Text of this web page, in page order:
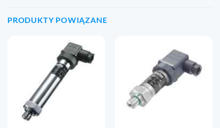
PRODUKTY POWIĄZANE